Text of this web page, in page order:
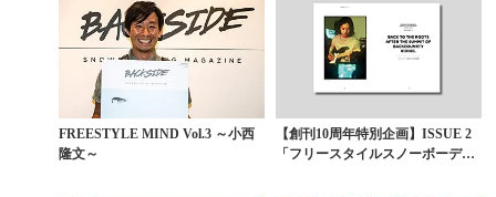
FREESTYLE MIND Vol.3 ～小西
隆文～
【創刊10周年特別企画】ISSUE 2
「フリースタイルスノーボーディ